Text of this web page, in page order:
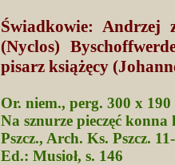
Świadkowie: Andrzej
(Nyclos)
pisarz książęcy
Or. niem., perg. 300 x 190
Na sznurze pieczęć konna
Pszcz., Arch. Ks. Pszcz.
Ed.: Musioł, s. 146